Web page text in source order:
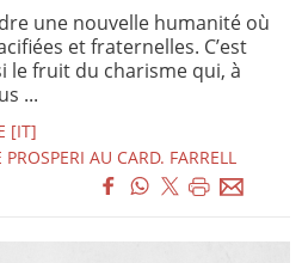
une nouvelle humanité où
et fraternelles. C’est
le fruit du charisme qui, à
...
[IT]
AU CARD. FARRELL